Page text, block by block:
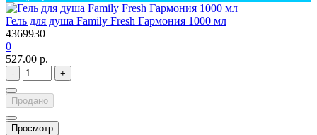
Гель для душа Family Fresh Гармония 1000 мл
4369930
0
527.00 р.
- +
Продано
Просмотр